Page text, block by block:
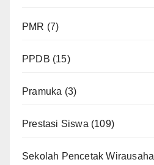
PMR (7)
PPDB (15)
Pramuka (3)
Prestasi Siswa (109)
Sekolah Pencetak Wirausaha